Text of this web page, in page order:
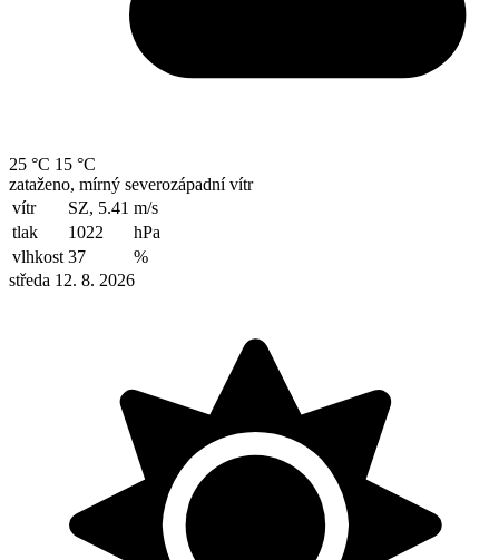
25 °C 15 °C
zataženo, mírný severozápadní vítr
vítr
SZ, 5.41 m/s
tlak
1022
hPa
vlhkost 37
%
středa 12. 8. 2026